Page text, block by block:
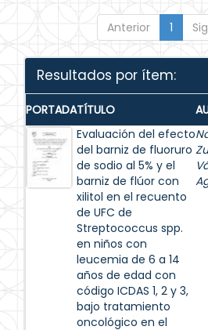
Anterior 1
Resultados por ítem:
PORTADATÍTULO
Evaluación del efecto
del barniz de fluoruro
de sodio al 5% y el
barniz de flúor con
xilitol en el recuento
de UFC de
Streptococcus spp.
en niños con
leucemia de 6 a 14
años de edad con
código ICDAS 1, 2 y 3,
bajo tratamiento
oncológico en el